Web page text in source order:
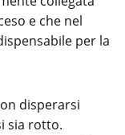
e che nel
per la
disperarsi
sia rotto.